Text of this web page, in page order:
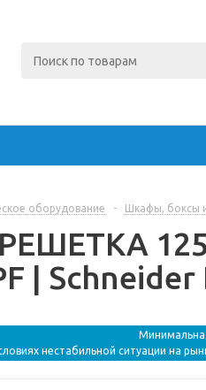
оборудование - Шкафы, боксы
|
нестабильной ситуации на